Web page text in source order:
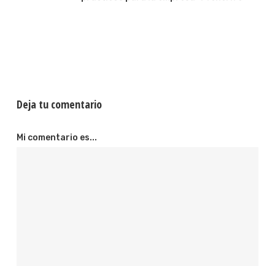
Deja tu comentario
Mi comentario es...